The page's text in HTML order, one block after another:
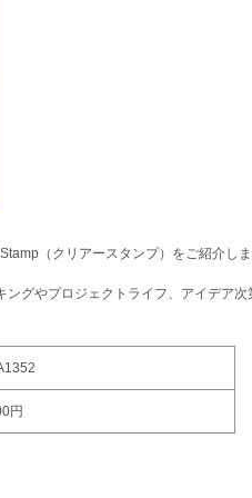
（クリアースタンプ）をご紹介し
グやプロジェクトライフ、アイデア
円